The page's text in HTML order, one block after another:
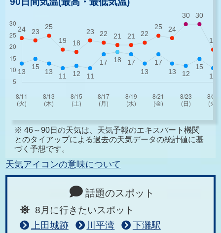
※ 46～90日の天気は、天気予報のエキスパート機関
とのタイアップによる過去の天気データの統計値に基
づく予想です。
天気アイコンの意味について
話題のスポット
8月に行きたいスポット
上田城跡
川平湾
下灘駅